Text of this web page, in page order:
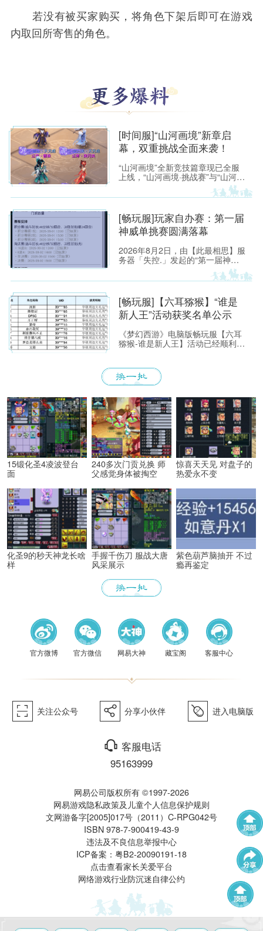
若没有被买家购买，将角色下架后即可在游戏
内取回所寄售的角色。
[时间服]“山河画境”新章启
幕，双重挑战全面来袭！
“山河画境”全新竞技篇章现已全服
上线，“山河画境·挑战赛”与“山河画
境·月度英雄榜”两大玩法同步放
出。参与玩法不仅有机会获得特赦
能解锁专属限时称谓、万界通廊摊
位招牌装饰、首领雕像庭院装饰等
限定奖励。
[畅玩服]玩家自办赛：第一届
神威单挑赛圆满落幕
2026年8月2日，由【此最相思】服
务器「失控.」发起的“第一届神威
[畅玩服]【六耳猕猴】“谁是
新人王”活动获奖名单公示
《梦幻西游》电脑版畅玩服【六耳
猕猴-谁是新人王】活动已经顺利落
如下：https://xyq.
15锻化圣4凌波登台
面
240多次门贡兑换 师
父感觉身体被掏空
惊喜天天见 对盘子的
热爱永不变
化圣9的秒天神龙长啥
样
手握千伤刀 服战大唐
风采展示
紫色葫芦脑抽开 不过
瘾再鉴定
《梦幻
西游》
电脑版
武神坛 帮派联赛
官方微博 官方微信 网易大神 藏宝阁 客服中心
򰀁 关注公众号 򰀂 分享小伙伴 򰀄 进入电脑版
򰀃 客服电话
95163999
网易公司版权所有 ©1997-2026
网易游戏隐私政策及儿童个人信息保护规则
文网游备字[2005]017号（2011）C-RPG042号
ISBN 978-7-900419-43-9
违法及不良信息举报中心
ICP备案：粤B2-20090191-18
点击查看家长关爱平台
网络游戏行业防沉迷自律公约